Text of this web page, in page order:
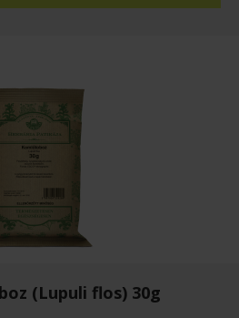
(Lupuli flos) 30g